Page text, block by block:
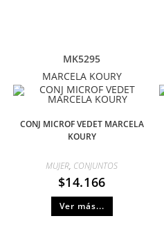
MK5295
MARCELA KOURY
CONJ MICROF VEDET MARCELA
KOURY
MUJER, CONJUNTOS
$14.166
Ver más...